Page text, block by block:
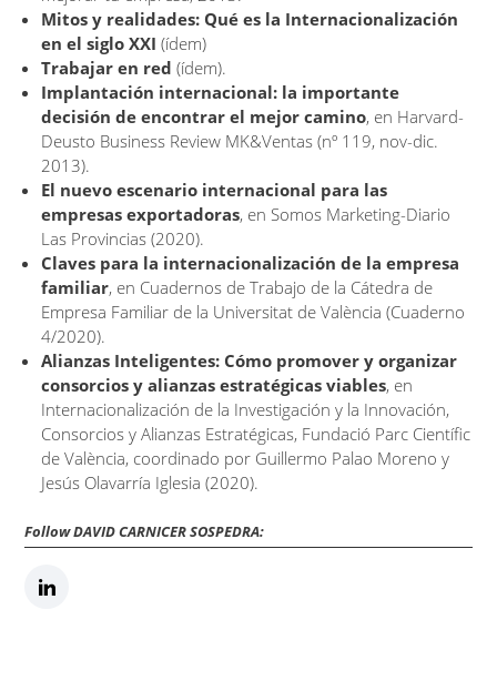
Mitos y realidades: Qué es la Internacionalización
en el siglo XXI(ídem)
Trabajar en red (ídem).
Implantación internacional: la importante
decisión de encontrar el mejor camino, en Harvard-
Deusto Business Review MK&Ventas (nº 119, nov-dic.
2013).
El nuevo escenario internacional para las
empresas exportadoras, en Somos Marketing-Diario
Las Provincias (2020).
Claves para la internacionalización de la empresa
familiar, en Cuadernos de Trabajo de la Cátedra de
Empresa Familiar de la Universitat de València (Cuaderno
4/2020).
Alianzas Inteligentes: Cómo promover y organizar
consorcios y alianzas estratégicas viables, en
Internacionalización de la Investigación y la Innovación,
Consorcios y Alianzas Estratégicas, Fundació Parc Científic
de València, coordinado por Guillermo Palao Moreno y
Jesús Olavarría Iglesia (2020).
Follow DAVID CARNICER SOSPEDRA: